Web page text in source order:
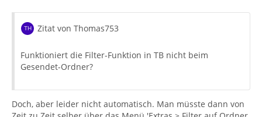
Zitat von Thomas753
Funktioniert die Filter-Funktion in TB nicht beim
Gesendet-Ordner?
Doch, aber leider nicht automatisch. Man müsste dann von